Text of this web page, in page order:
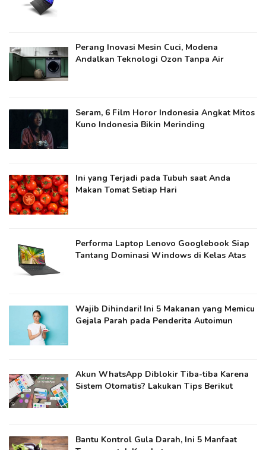
Perang Inovasi Mesin Cuci, Modena
Andalkan Teknologi Ozon Tanpa Air
Seram, 6 Film Horor Indonesia Angkat Mitos
Kuno Indonesia Bikin Merinding
Ini yang Terjadi pada Tubuh saat Anda
Makan Tomat Setiap Hari
Performa Laptop Lenovo Googlebook Siap
Tantang Dominasi Windows di Kelas Atas
Wajib Dihindari! Ini 5 Makanan yang Memicu
Gejala Parah pada Penderita Autoimun
Akun WhatsApp Diblokir Tiba-tiba Karena
Sistem Otomatis? Lakukan Tips Berikut
Bantu Kontrol Gula Darah, Ini 5 Manfaat